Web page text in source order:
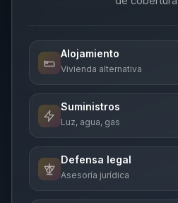
Alojamiento
Vivienda alternativa
Suministros
Luz, agua, gas
Defensa legal
Asesoría jurídica